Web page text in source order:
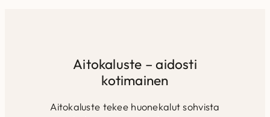
Aitokaluste – aidosti
kotimainen
Aitokaluste tekee huonekalut sohvista